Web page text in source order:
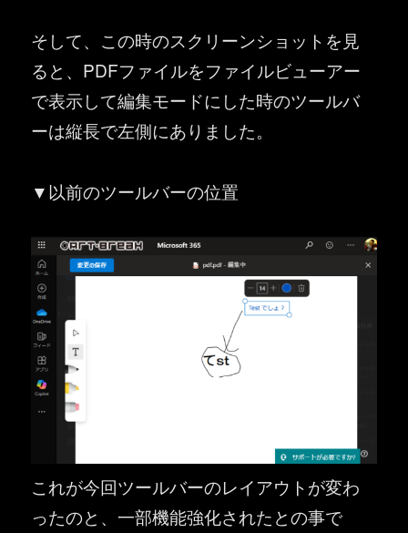
そして、この時のスクリーンショットを見
ると、PDFファイルをファイルビューアー
で表示して編集モードにした時のツールバ
ーは縦長で左側にありました。
▼以前のツールバーの位置
これが今回ツールバーのレイアウトが変わ
ったのと、一部機能強化されたとの事で